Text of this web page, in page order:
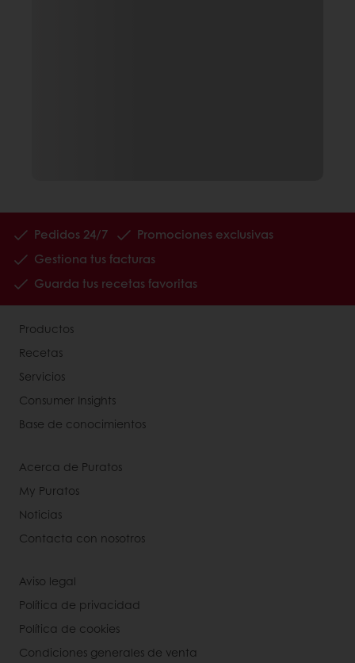
Pedidos 24/7
Promociones exclusivas
Gestiona tus facturas
Guarda tus recetas favoritas
Productos
Recetas
Servicios
Consumer Insights
Base de conocimientos
Acerca de Puratos
My Puratos
Noticias
Contacta con nosotros
Aviso legal
Política de privacidad
Política de cookies
Condiciones generales de venta